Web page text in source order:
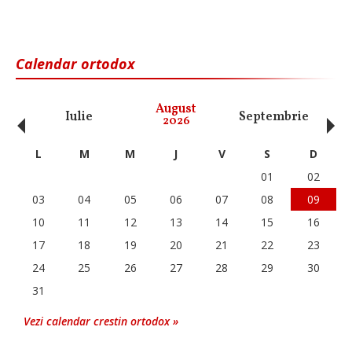
Calendar ortodox
Iulie August
2026 Septembrie
‹ L M M J V S
D
01
02
03
04 05 06 07 08
09
10
11 12 13 14 15
16
17
18 19 20 21 22
23
24
25 26 27 28 29
30
31
Vezi calendar crestin ortodox »